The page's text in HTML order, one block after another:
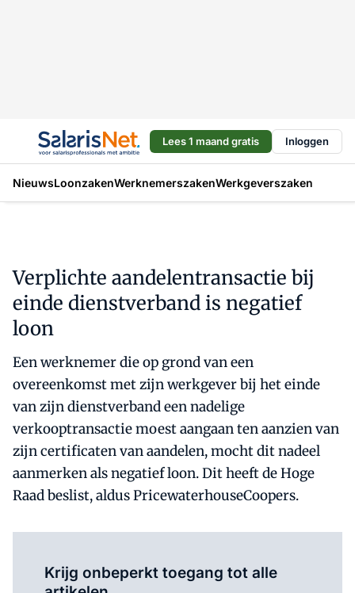
Lees 1 maand gratis Inloggen
NieuwsLoonzakenWerknemerszakenWerkgeverszaken
Verplichte aandelentransactie bij
einde dienstverband is negatief
loon
Een werknemer die op grond van een
overeenkomst met zijn werkgever bij het einde
van zijn dienstverband een nadelige
verkooptransactie moest aangaan ten aanzien van
zijn certificaten van aandelen, mocht dit nadeel
aanmerken als negatief loon. Dit heeft de Hoge
Raad beslist, aldus PricewaterhouseCoopers.
Krijg onbeperkt toegang tot alle